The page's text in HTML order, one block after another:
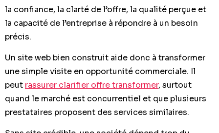
la confiance, la clarté de l’offre, la qualité perçue et
la capacité de l’entreprise à répondre à un besoin
précis.
Un site web bien construit aide donc à transformer
une simple visite en opportunité commerciale. Il
peut rassurer clarifier offre transformer, surtout
quand le marché est concurrentiel et que plusieurs
prestataires proposent des services similaires.